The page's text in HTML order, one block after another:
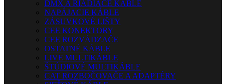
DMX A RIADIACE KÁBLE
NAPÁJACIE KÁBLE
ZÁSUVKOVÉ LIŠTY
CEE KONEKTORY
CEE ROZVÁDZAČE
OSTATNÉ KÁBLE
LIVE MULTIKÁBLE
ŠTÚDIOVÉ MULTIKÁBLE
CAT ROZBOČOVAČE A ADAPTÉRY